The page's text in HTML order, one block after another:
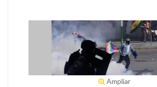
Ampliar